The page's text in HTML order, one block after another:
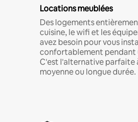
Locations meublées
Des logements
cuisine, le wifi et les
avez besoin pour vous
confortablement pendant
C'est l'alternative parfaite
moyenne ou longue durée.